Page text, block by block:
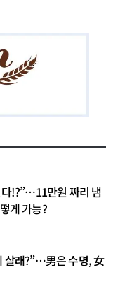
!?”…11만원 짜리 냄
게 가능?
살래?”…男은 수명, 女